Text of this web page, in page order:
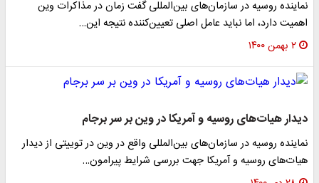
نماینده روسیه در سازمان‌های بین‌المللی گفت زمان در مذاکرات وین
اهمیت دارد، اما نباید عامل اصلی تعیین‌کننده نتیجه این…
۲ بهمن ۱۴۰۰
دیدار هیات‌های روسیه و آمریکا در وین بر سر برجام
نماینده روسیه در سازمان‌های بین‌المللی واقع در وین در توییتی از دیدار
هیات‌های روسیه و آمریکا جهت بررسی شرایط پیرامون…